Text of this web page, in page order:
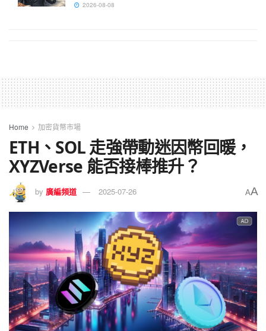
2026-08-08
Home 加密貨幣市場
ETH、SOL 走強帶動迷因幣回暖，
XYZVerse 能否接棒推升？
by 廣編頻道 2025-07-26 AA